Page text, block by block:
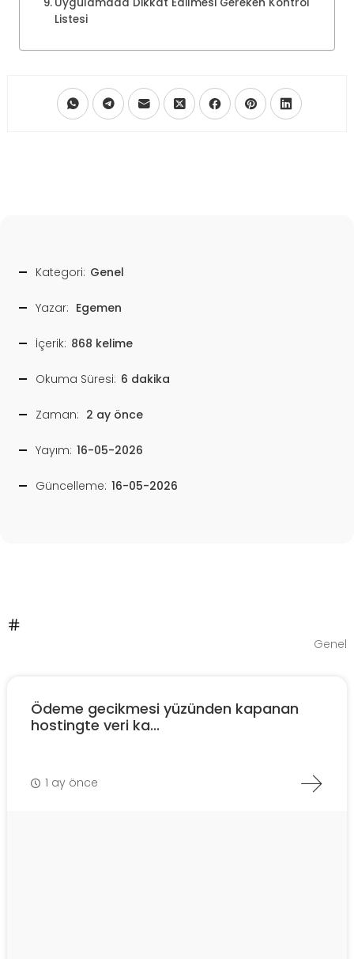
Listesi
Kategori: Genel
Yazar: Egemen
İçerik: 868 kelime
Okuma Süresi: 6 dakika
Zaman: 2 ay önce
Yayım: 16-05-2026
Güncelleme: 16-05-2026
Genel
Ödeme gecikmesi yüzünden kapanan
hostingte veri ka...
1 ay önce